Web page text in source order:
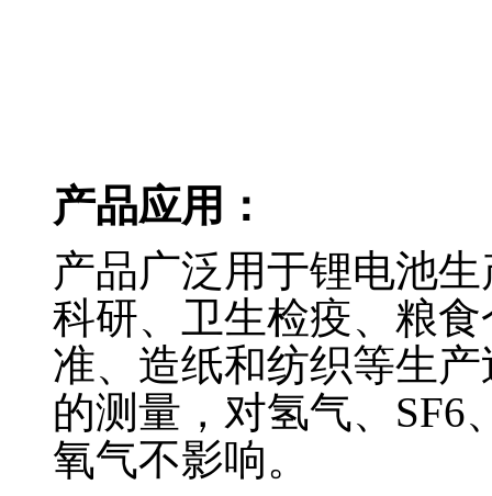
产品应用：
产品广泛用于锂电池
科研、卫生检疫、粮
准、造纸和纺织等生
的测量，对氢气
氧气不影响。